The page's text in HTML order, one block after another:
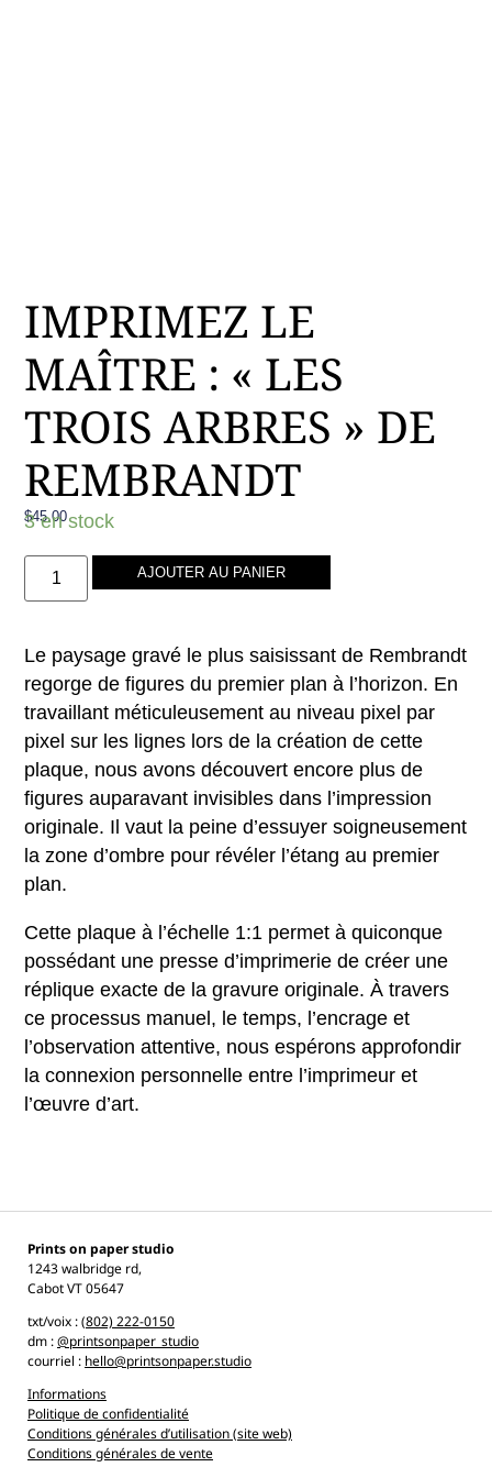
IMPRIMEZ LE
MAÎTRE : « LES
TROIS ARBRES » DE
REMBRANDT
$45.00
3 en stock
AJOUTER AU PANIER
Le paysage gravé le plus saisissant de Rembrandt
regorge de figures du premier plan à l’horizon. En
travaillant méticuleusement au niveau pixel par
pixel sur les lignes lors de la création de cette
plaque, nous avons découvert encore plus de
figures auparavant invisibles dans l’impression
originale. Il vaut la peine d’essuyer soigneusement
la zone d’ombre pour révéler l’étang au premier
plan.
Cette plaque à l’échelle 1:1 permet à quiconque
possédant une presse d’imprimerie de créer une
réplique exacte de la gravure originale. À travers
ce processus manuel, le temps, l’encrage et
l’observation attentive, nous espérons approfondir
la connexion personnelle entre l’imprimeur et
l’œuvre d’art.
Prints on paper studio
1243 walbridge rd,
Cabot VT 05647
txt/voix :(802) 222-0150
dm :@printsonpaper_studio
courriel : hello@printsonpaper.studio
Informations
Politique de confidentialité
Conditions générales d’utilisation (site web)
Conditions générales de vente